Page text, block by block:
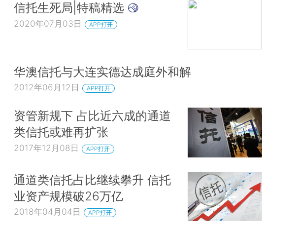
信托生死局|特稿精选
2020年07月03日 APP打开
华澳信托与大连实德达成庭外和解
2012年06月12日 APP打开
资管新规下 占比近六成的通道
类信托或难再扩张
2017年12月08日 APP打开
通道类信托占比继续攀升 信托
业资产规模破26万亿
2018年04月04日 APP打开